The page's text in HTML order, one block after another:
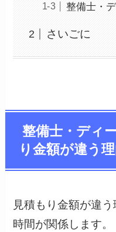
整備士・
さいごに
整備士・ディ
り金額が違う
見積もり金額が違
時間が関係します。